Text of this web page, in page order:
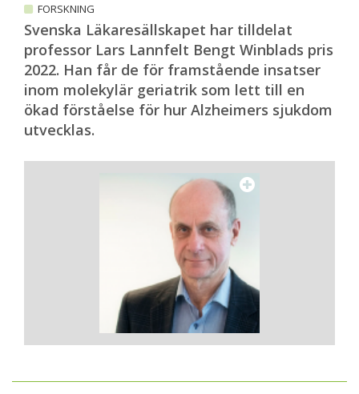
FORSKNING
Svenska Läkaresällskapet har tilldelat
professor Lars Lannfelt Bengt Winblads pris
2022. Han får de för framstående insatser
inom molekylär geriatrik som lett till en
ökad förståelse för hur Alzheimers sjukdom
utvecklas.